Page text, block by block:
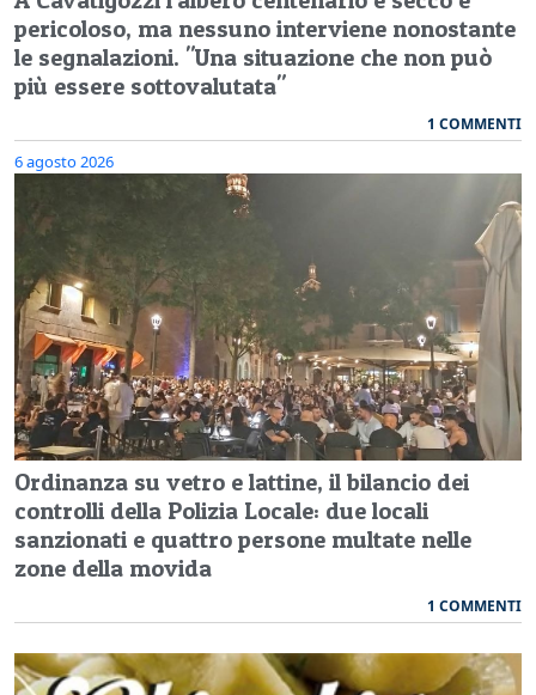
pericoloso, ma nessuno interviene nonostante
le segnalazioni. "Una situazione che non può
più essere sottovalutata"
1 COMMENTI
6 agosto 2026
Ordinanza su vetro e lattine, il bilancio dei
controlli della Polizia Locale: due locali
sanzionati e quattro persone multate nelle
zone della movida
1 COMMENTI